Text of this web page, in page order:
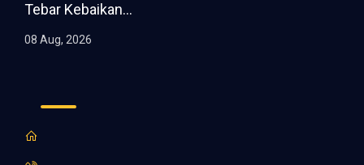
Tebar Kebaikan...
08 Aug, 2026